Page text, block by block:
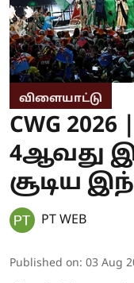
விளையாட்டு
CWG
4ஆவது
சூடிய
PT WEB
Published on: 03 Aug